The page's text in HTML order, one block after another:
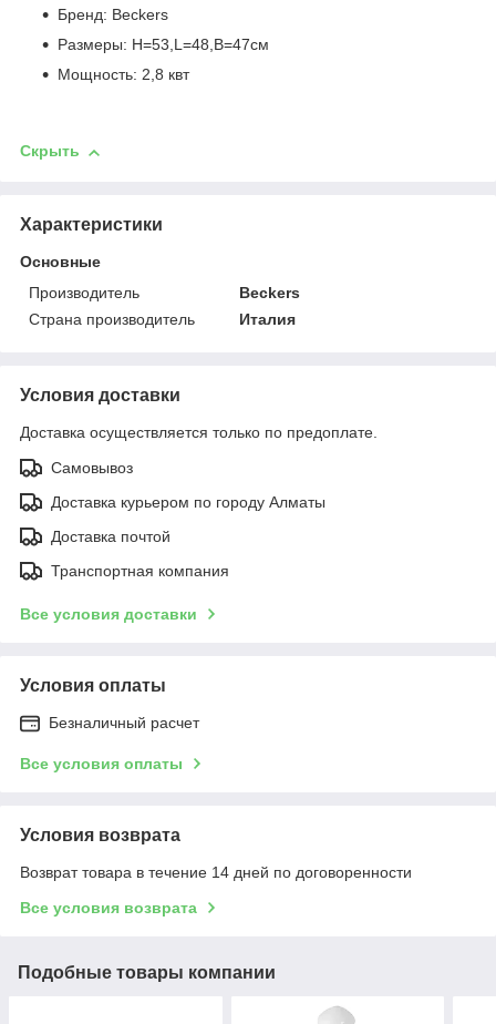
Бренд: Beckers
Размеры: H=53,L=48,B=47см
Мощность: 2,8 квт
Скрыть
Характеристики
Основные
Производитель
Beckers
Страна производитель
Италия
Условия доставки
Доставка осуществляется только по предоплате.
Самовывоз
Доставка курьером по городу Алматы
Доставка почтой
Транспортная компания
Все условия доставки
Условия оплаты
Безналичный расчет
Все условия оплаты
Условия возврата
Возврат товара в течение 14 дней по договоренности
Все условия возврата
Подобные товары компании